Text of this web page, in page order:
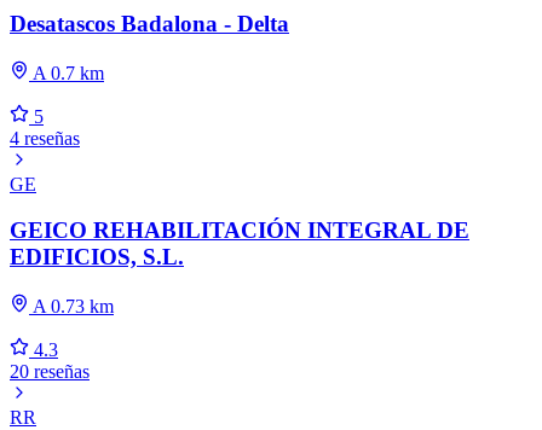
Desatascos Badalona - Delta
A 0.7 km
5
4 reseñas
GE
GEICO REHABILITACIÓN INTEGRAL DE
EDIFICIOS, S.L.
A 0.73 km
4.3
20 reseñas
RR